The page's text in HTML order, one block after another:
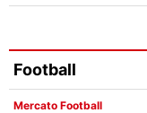
Football
Mercato Football